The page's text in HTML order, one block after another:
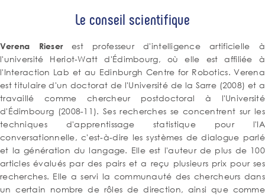
Le conseil scientifique
Verena Rieserest professeur d'intelligence artificielle à
l'université Heriot-Watt d'Édimbourg, où elle est affiliée à
l'Interaction Lab et au Edinburgh Centre for Robotics. Verena
est titulaire d'un doctorat de l'Université de la Sarre (2008) et a
travaillé comme chercheur postdoctoral à l'Université
d'Édimbourg (2008-11). Ses recherches se concentrent sur les
techniques d'apprentissage statistique pour l'IA
conversationnelle, c'est-à-dire les systèmes de dialogue parlé
et la génération du langage. Elle est l'auteur de plus de 100
articles évalués par des pairs et a reçu plusieurs prix pour ses
recherches. Elle a servi la communauté des chercheurs dans
un certain nombre de rôles de direction, ainsi que comme